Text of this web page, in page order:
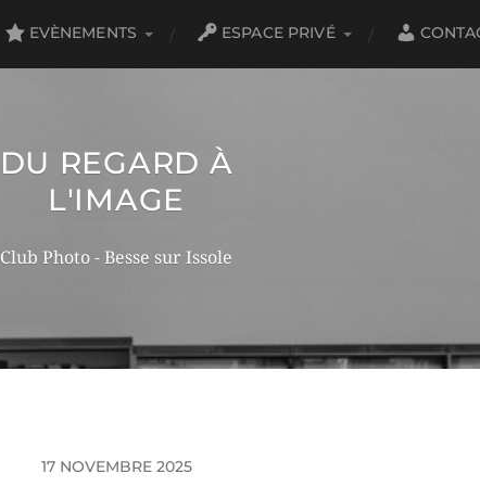
EVÈNEMENTS ESPACE PRIVÉ
DU REGARD À
L'IMAGE
Club Photo - Besse sur Issole
17 NOVEMBRE 2025